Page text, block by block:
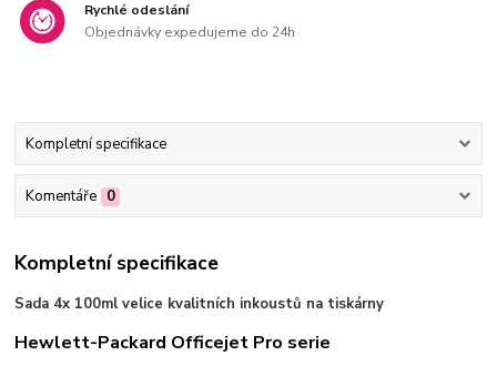
Rychlé odeslání
Objednávky expedujeme do 24h
Kompletní specifikace
Komentáře 0
Kompletní specifikace
Sada 4x 100ml velice kvalitních inkoustů na tiskárny
Hewlett-Packard Officejet Pro serie